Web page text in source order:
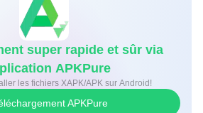
super rapide et sûr via
APKPure
les fichiers XAPK/APK sur Android!
APKPure